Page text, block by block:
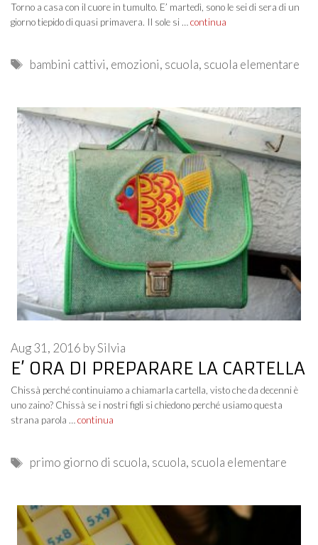
Torno a casa con il cuore in tumulto. E’ martedì, sono le sei di sera di un
giorno tiepido di quasi primavera. Il sole si … continua
Tags
bambini cattivi, emozioni, scuola, scuola elementare
E’ ORA DI PREPARARE LA CARTELLA
Aug 31, 2016 bySilvia
Chissà perché continuiamo a chiamarla cartella, visto che da decenni è
uno zaino? Chissà se i nostri figli si chiedono perché usiamo questa
strana parola …continua
Tags
primo giorno di scuola, scuola, scuola elementare